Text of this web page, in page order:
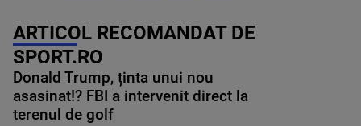
ARTICOL RECOMANDAT DE
SPORT.RO
Donald Trump, ținta unui nou
asasinat!? FBI a intervenit direct la
terenul de golf